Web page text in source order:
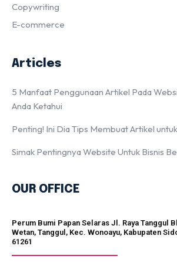
Copywriting
E-commerce
Articles
5 Manfaat Penggunaan Artikel Pada
Anda Ketahui
Penting! Ini Dia Tips Membuat Artikel
Simak Pentingnya Website Untuk Bisnis
OUR OFFICE
Perum Bumi Papan Selaras Jl. Raya Tanggul
Wetan, Tanggul, Kec. Wonoayu, Kabupaten
61261